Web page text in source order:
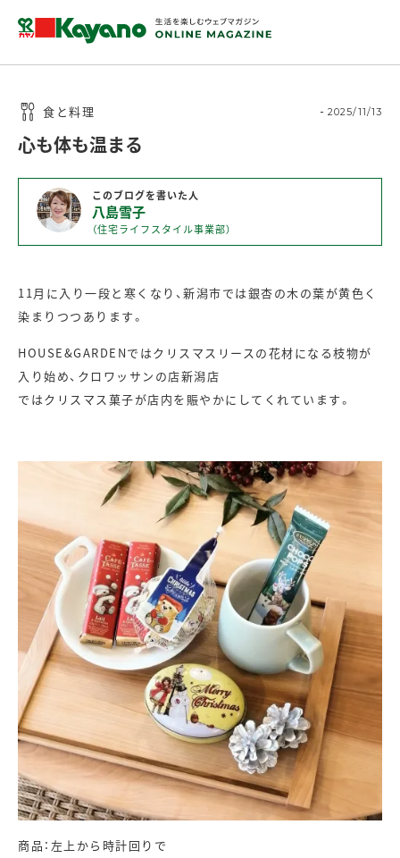
食と料理 2025/11/13
心も体も温まる
このブログを書いた人
八島雪子
（住宅ライフスタイル事業部）
11月に入り一段と寒くなり、新潟市では銀杏の木の葉が黄色く
染まりつつあります。
HOUSE&GARDENではクリスマスリースの花材になる枝物が
入り始め、クロワッサンの店新潟店
ではクリスマス菓子が店内を賑やかにしてくれています。
商品：左上から時計回りで